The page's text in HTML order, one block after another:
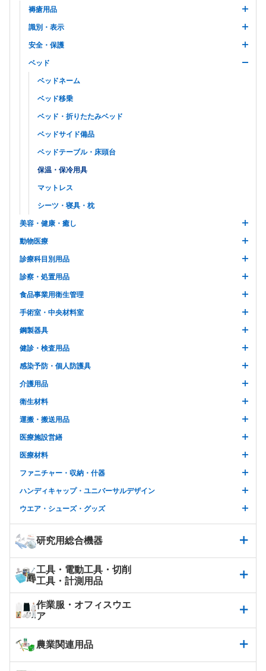
褥瘡用品
識別・表示
安全・保護
ベッド
ベッドネーム
ベッド移乗
ベッド・折りたたみベッド
ベッドサイド備品
ベッドテーブル・床頭台
保温・保冷用具
マットレス
シーツ・寝具・枕
美容・健康・癒し
動物医療
診療科目別用品
診察・処置用品
食品事業用衛生管理
手術室・中央材料室
鋼製器具
健診・検査用品
感染予防・個人防護具
介護用品
衛生材料
運搬・搬送用品
医療施設営繕
医療材料
ファニチャー・収納・什器
ハンディキャップ・ユニバーサルデザイン
ウエア・シューズ・グッズ
研究用総合機器
工具・電動工具・切削
工具・計測用品
作業服・オフィスウエ
ア
農業関連用品